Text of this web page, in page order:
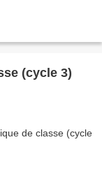
(cycle 3)